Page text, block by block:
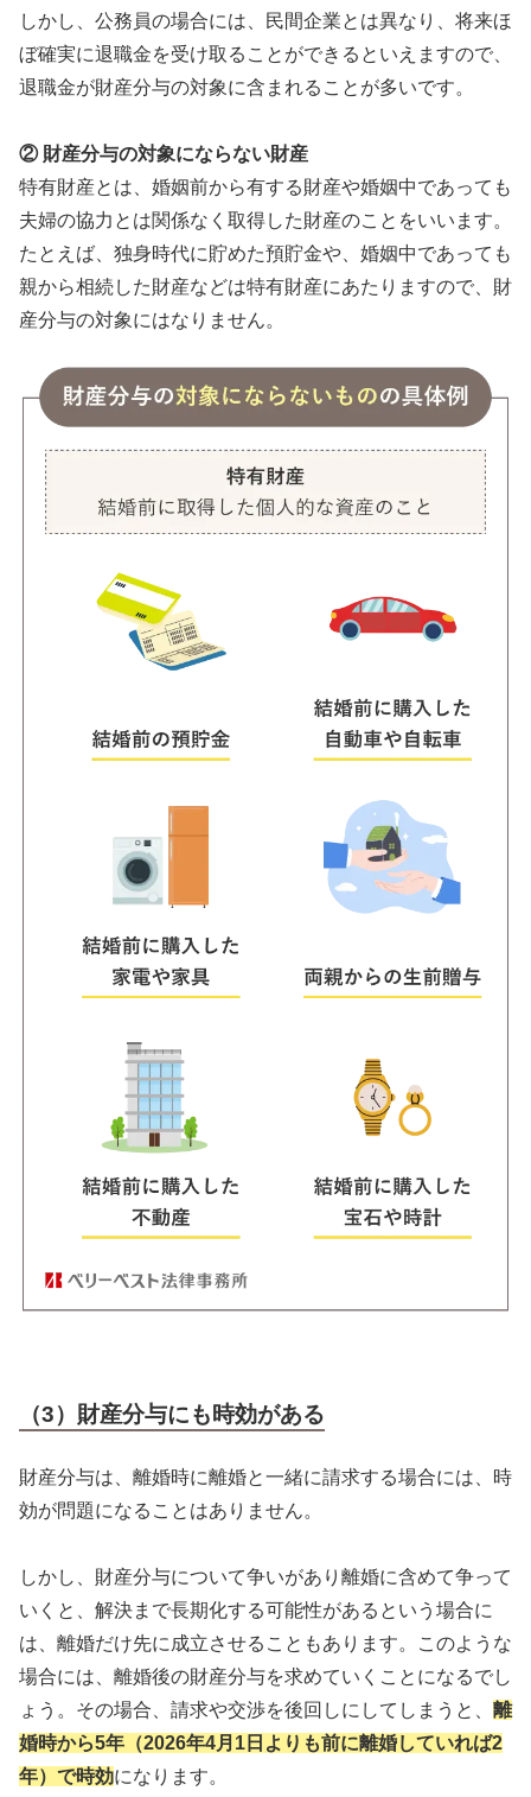
しかし、公務員の場合には、民間企業とは異なり、将来ほ
ぼ確実に退職金を受け取ることができるといえますので、
退職金が財産分与の対象に含まれることが多いです。
② 財産分与の対象にならない財産
特有財産とは、婚姻前から有する財産や婚姻中であっても
夫婦の協力とは関係なく取得した財産のことをいいます。
たとえば、独身時代に貯めた預貯金や、婚姻中であっても
親から相続した財産などは特有財産にあたりますので、財
産分与の対象にはなりません。
（3）財産分与にも時効がある
財産分与は、離婚時に離婚と一緒に請求する場合には、時
効が問題になることはありません。
しかし、財産分与について争いがあり離婚に含めて争って
いくと、解決まで長期化する可能性があるという場合に
は、離婚だけ先に成立させることもあります。このような
場合には、離婚後の財産分与を求めていくことになるでし
ょう。その場合、請求や交渉を後回しにしてしまうと、 離
婚時から5年（2026年4月1日よりも前に離婚していれば2
年）で時効になります。